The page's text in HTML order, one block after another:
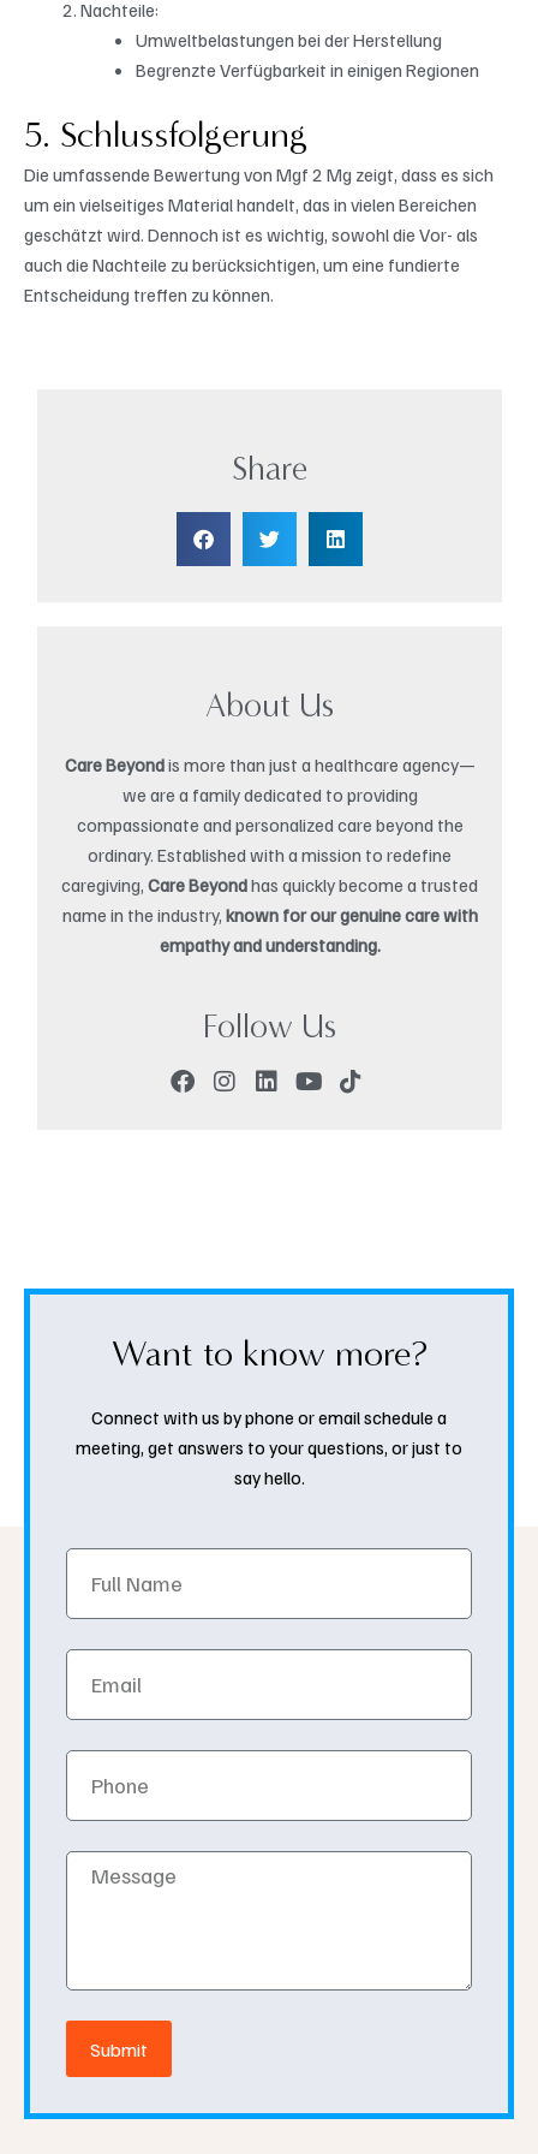
Nachteile:
Umweltbelastungen bei der Herstellung
Begrenzte Verfügbarkeit in einigen Regionen
5. Schlussfolgerung
Die umfassende Bewertung von Mgf 2 Mg zeigt, dass es sich
um ein vielseitiges Material handelt, das in vielen Bereichen
geschätzt wird. Dennoch ist es wichtig, sowohl die Vor- als
auch die Nachteile zu berücksichtigen, um eine fundierte
Entscheidung treffen zu können.
Share
About Us
Care Beyondis more than just a healthcare agency—
we are a family dedicated to providing
compassionate and personalized care beyond the
ordinary. Established with a mission to redefine
caregiving, Care Beyondhas quickly become a trusted
name in the industry, known for our genuine care with
empathy and understanding.
Follow Us
Want to know more?
Connect with us by phone or email schedule a
meeting, get answers to your questions, or just to
say hello.
Name
Message
Submit